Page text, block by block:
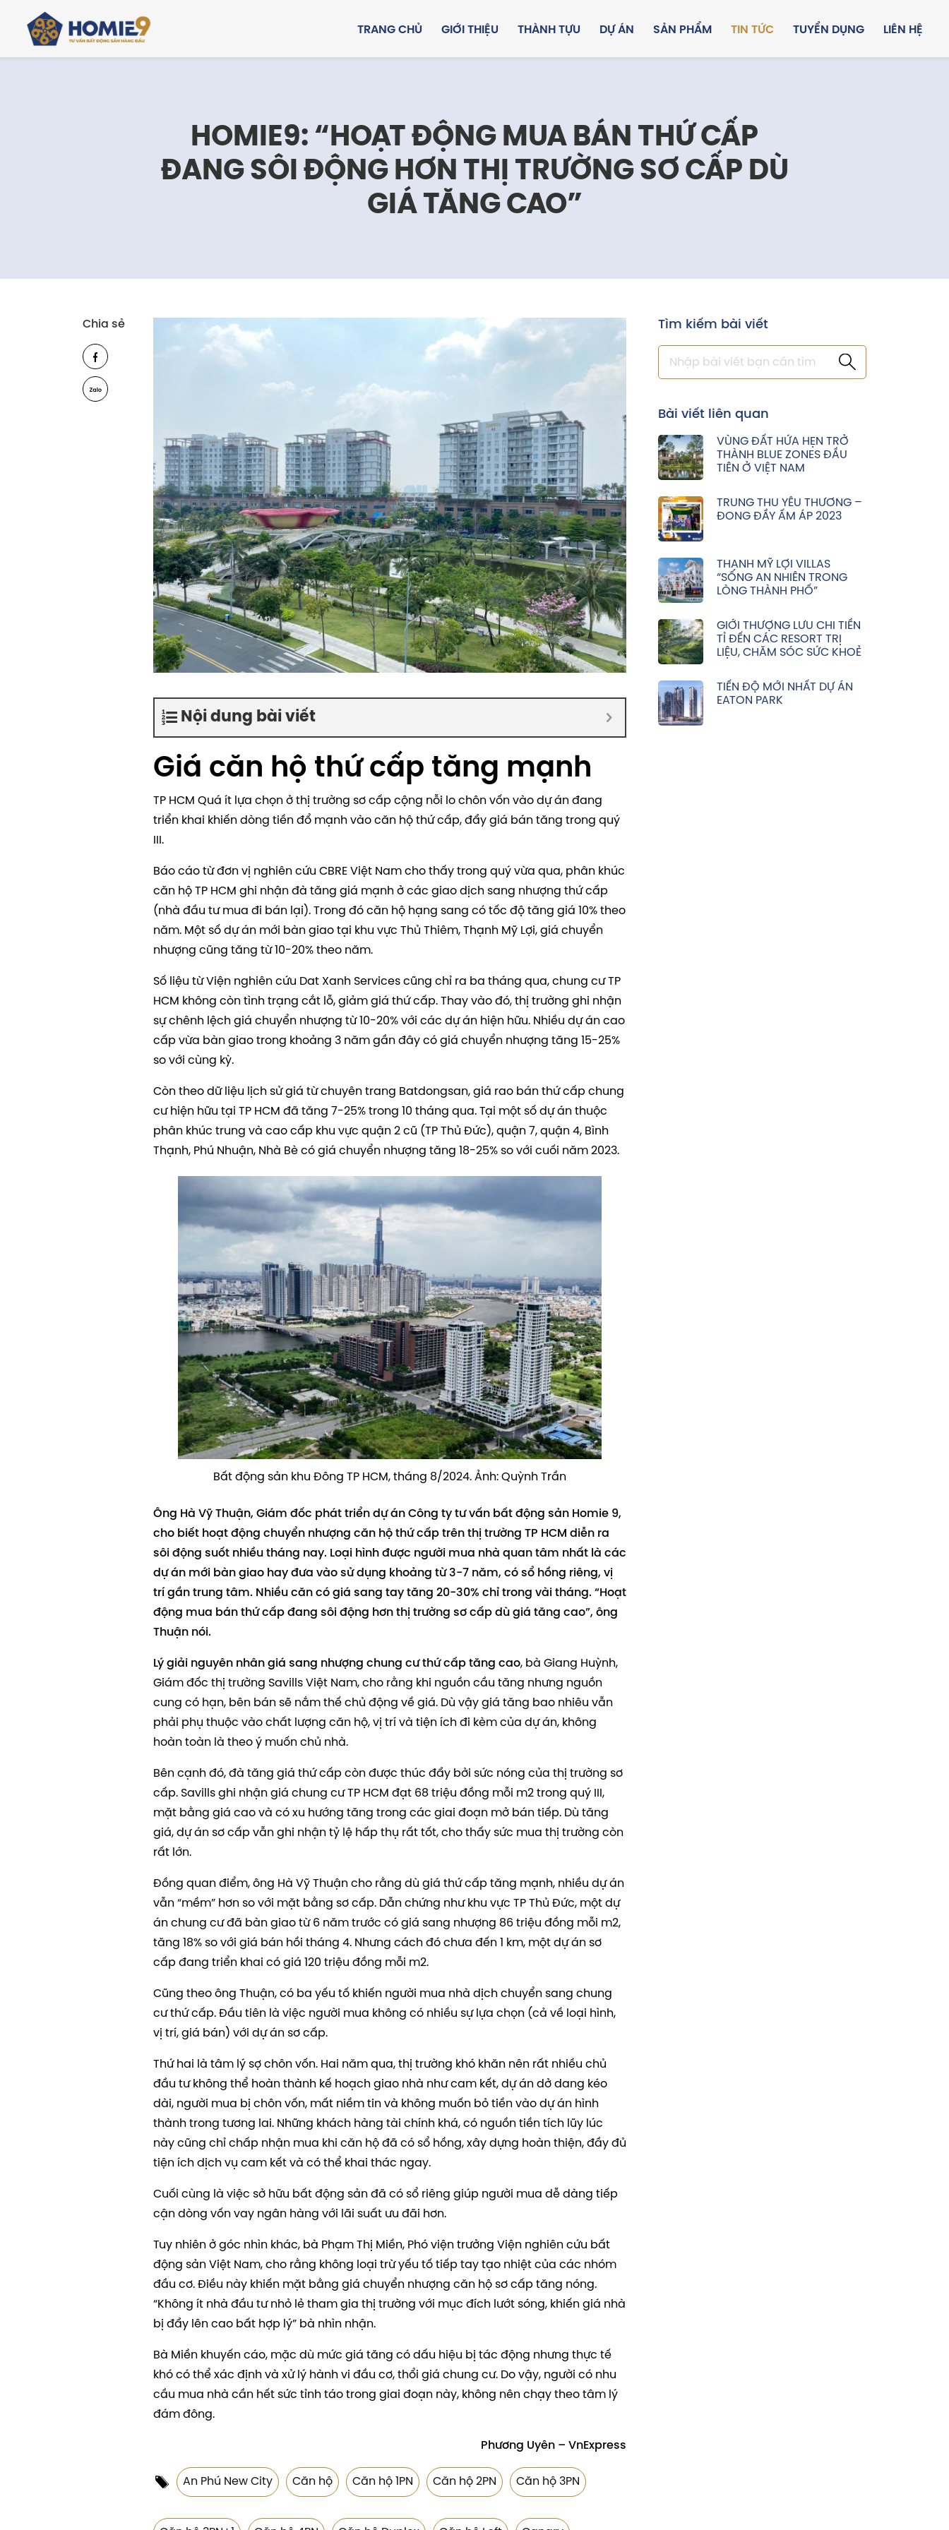
TRANG CHỦ GIỚI THIỆU THÀNH TỰU DỰ ÁN SẢN PHẨM TIN TỨC TUYỂN DỤNG LIÊN HỆ
HOMIE9: “HOẠT ĐỘNG MUA BÁN THỨ CẤP
ĐANG SÔI ĐỘNG HƠN THỊ TRƯỜNG SƠ CẤP DÙ
GIÁ TĂNG CAO”
Chia sẻ
Nội dung bài viết
Giá căn hộ thứ cấp tăng mạnh
TP HCM Quá ít lựa chọn ở thị trường sơ cấp cộng nỗi lo chôn vốn vào dự án đang
triển khai khiến dòng tiền đổ mạnh vào căn hộ thứ cấp, đẩy giá bán tăng trong quý
III.
Báo cáo từ đơn vị nghiên cứu CBRE Việt Nam cho thấy trong quý vừa qua, phân khúc
căn hộ TP HCM ghi nhận đà tăng giá mạnh ở các giao dịch sang nhượng thứ cấp
(nhà đầu tư mua đi bán lại). Trong đó căn hộ hạng sang có tốc độ tăng giá 10% theo
năm. Một số dự án mới bàn giao tại khu vực Thủ Thiêm, Thạnh Mỹ Lợi, giá chuyển
nhượng cũng tăng từ 10-20% theo năm.
Số liệu từ Viện nghiên cứu Dat Xanh Services cũng chỉ ra ba tháng qua, chung cư TP
HCM không còn tình trạng cắt lỗ, giảm giá thứ cấp. Thay vào đó, thị trường ghi nhận
sự chênh lệch giá chuyển nhượng từ 10-20% với các dự án hiện hữu. Nhiều dự án cao
cấp vừa bàn giao trong khoảng 3 năm gần đây có giá chuyển nhượng tăng 15-25%
so với cùng kỳ.
Còn theo dữ liệu lịch sử giá từ chuyên trang Batdongsan, giá rao bán thứ cấp chung
cư hiện hữu tại TP HCM đã tăng 7-25% trong 10 tháng qua. Tại một số dự án thuộc
phân khúc trung và cao cấp khu vực quận 2 cũ (TP Thủ Đức), quận 7, quận 4, Bình
Thạnh, Phú Nhuận, Nhà Bè có giá chuyển nhượng tăng 18-25% so với cuối năm 2023.
Bất động sản khu Đông TP HCM, tháng 8/2024. Ảnh: Quỳnh Trần
Ông Hà Vỹ Thuận, Giám đốc phát triển dự án Công ty tư vấn bất động sản Homie 9,
cho biết hoạt động chuyển nhượng căn hộ thứ cấp trên thị trường TP HCM diễn ra
sôi động suốt nhiều tháng nay. Loại hình được người mua nhà quan tâm nhất là các
dự án mới bàn giao hay đưa vào sử dụng khoảng từ 3-7 năm, có sổ hồng riêng, vị
trí gần trung tâm. Nhiều căn có giá sang tay tăng 20-30% chỉ trong vài tháng. “Hoạt
động mua bán thứ cấp đang sôi động hơn thị trường sơ cấp dù giá tăng cao”, ông
Thuận nói.
Lý giải nguyên nhân giá sang nhượng chung cư thứ cấp tăng cao, bà Giang Huỳnh,
Giám đốc thị trường Savills Việt Nam, cho rằng khi nguồn cầu tăng nhưng nguồn
cung có hạn, bên bán sẽ nắm thế chủ động về giá. Dù vậy giá tăng bao nhiêu vẫn
phải phụ thuộc vào chất lượng căn hộ, vị trí và tiện ích đi kèm của dự án, không
hoàn toàn là theo ý muốn chủ nhà.
Bên cạnh đó, đà tăng giá thứ cấp còn được thúc đẩy bởi sức nóng của thị trường sơ
cấp. Savills ghi nhận giá chung cư TP HCM đạt 68 triệu đồng mỗi m2 trong quý III,
mặt bằng giá cao và có xu hướng tăng trong các giai đoạn mở bán tiếp. Dù tăng
giá, dự án sơ cấp vẫn ghi nhận tỷ lệ hấp thụ rất tốt, cho thấy sức mua thị trường còn
rất lớn.
Đồng quan điểm, ông Hà Vỹ Thuận cho rằng dù giá thứ cấp tăng mạnh, nhiều dự án
vẫn “mềm” hơn so với mặt bằng sơ cấp. Dẫn chứng như khu vực TP Thủ Đức, một dự
án chung cư đã bàn giao từ 6 năm trước có giá sang nhượng 86 triệu đồng mỗi m2,
tăng 18% so với giá bán hồi tháng 4. Nhưng cách đó chưa đến 1 km, một dự án sơ
cấp đang triển khai có giá 120 triệu đồng mỗi m2.
Cũng theo ông Thuận, có ba yếu tố khiến người mua nhà dịch chuyển sang chung
cư thứ cấp. Đầu tiên là việc người mua không có nhiều sự lựa chọn (cả về loại hình,
vị trí, giá bán) với dự án sơ cấp.
Thứ hai là tâm lý sợ chôn vốn. Hai năm qua, thị trường khó khăn nên rất nhiều chủ
đầu tư không thể hoàn thành kế hoạch giao nhà như cam kết, dự án dở dang kéo
dài, người mua bị chôn vốn, mất niềm tin và không muốn bỏ tiền vào dự án hình
thành trong tương lai. Những khách hàng tài chính khá, có nguồn tiền tích lũy lúc
này cũng chỉ chấp nhận mua khi căn hộ đã có sổ hồng, xây dựng hoàn thiện, đầy đủ
tiện ích dịch vụ cam kết và có thể khai thác ngay.
Cuối cùng là việc sở hữu bất động sản đã có sổ riêng giúp người mua dễ dàng tiếp
cận dòng vốn vay ngân hàng với lãi suất ưu đãi hơn.
Tuy nhiên ở góc nhìn khác, bà Phạm Thị Miền, Phó viện trưởng Viện nghiên cứu bất
động sản Việt Nam, cho rằng không loại trừ yếu tố tiếp tay tạo nhiệt của các nhóm
đầu cơ. Điều này khiến mặt bằng giá chuyển nhượng căn hộ sơ cấp tăng nóng.
“Không ít nhà đầu tư nhỏ lẻ tham gia thị trường với mục đích lướt sóng, khiến giá nhà
bị đẩy lên cao bất hợp lý” bà nhìn nhận.
Bà Miền khuyến cáo, mặc dù mức giá tăng có dấu hiệu bị tác động nhưng thực tế
khó có thể xác định và xử lý hành vi đầu cơ, thổi giá chung cư. Do vậy, người có nhu
cầu mua nhà cần hết sức tỉnh táo trong giai đoạn này, không nên chạy theo tâm lý
đám đông.
Phương Uyên – VnExpress
An Phú New City Căn hộ Căn hộ 1PN Căn hộ 2PN Căn hộ 3PN
Tìm kiếm bài viết
Bài viết liên quan
VÙNG ĐẤT HỨA HẸN TRỞ
THÀNH BLUE ZONES ĐẦU
TIÊN Ở VIỆT NAM
TRUNG THU YÊU THƯƠNG –
ĐONG ĐẦY ẤM ÁP 2023
THẠNH MỸ LỢI VILLAS
“SỐNG AN NHIÊN TRONG
LÒNG THÀNH PHỐ”
GIỚI THƯỢNG LƯU CHI TIỀN
TỈ ĐẾN CÁC RESORT TRỊ
LIỆU, CHĂM SÓC SỨC KHOẺ
TIẾN ĐỘ MỚI NHẤT DỰ ÁN
EATON PARK